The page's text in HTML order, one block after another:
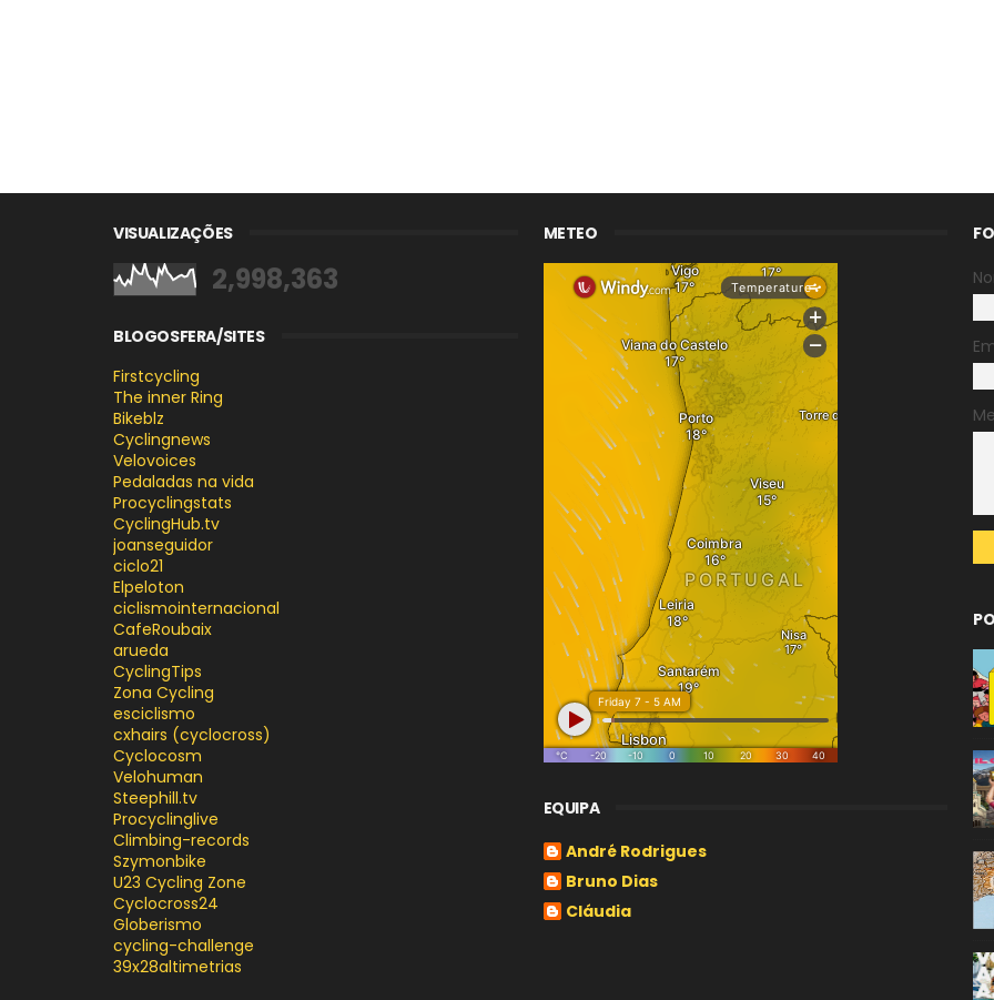
VISUALIZAÇÕES
2,998,363
BLOGOSFERA/SITES
Firstcycling
The inner Ring
Bikeblz
Cyclingnews
Velovoices
Pedaladas na vida
Procyclingstats
CyclingHub.tv
joanseguidor
ciclo21
Elpeloton
ciclismointernacional
CafeRoubaix
arueda
CyclingTips
Zona Cycling
esciclismo
cxhairs (cyclocross)
Cyclocosm
Velohuman
Steephill.tv
Procyclinglive
Climbing-records
Szymonbike
U23 Cycling Zone
Cyclocross24
Globerismo
cycling-challenge
39x28altimetrias
METEO
EQUIPA
André Rodrigues
Bruno Dias
Cláudia